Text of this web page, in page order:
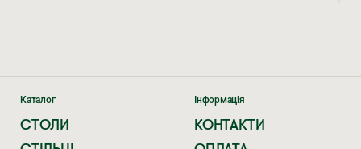
Уже не одне десятиліття ми виготовляємо елітні меблі з
Україні та країнах ЄС замовляють у нас.
ЕКСКЛЮЗИВНІ ДЕРЕВ’ЯНІ МЕБЛІ
Каталог
СТОЛИ
Інформація
КОНТАКТИ